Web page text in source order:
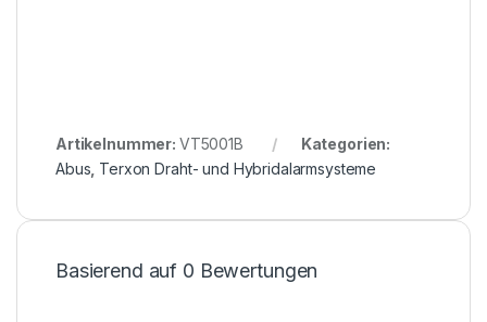
Artikelnummer: VT5001B
Kategorien:
Abus Terxon Draht- und Hybridalarmsysteme
Basierend auf 0 Bewertungen